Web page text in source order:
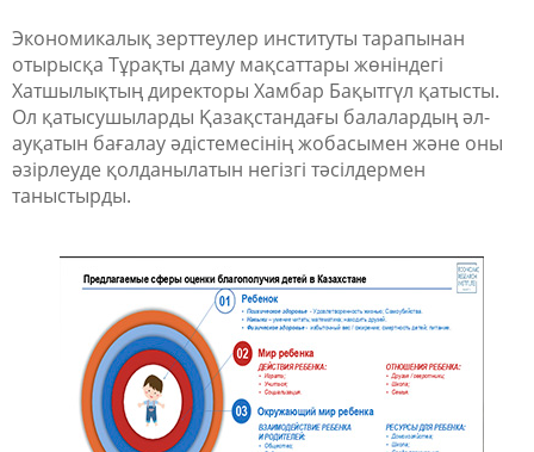
Экономикалық зерттеулер институты тарапынан
отырысқа Тұрақты даму мақсаттары жөніндегі
Хатшылықтың директоры Хамбар Бақытгүл қатысты.
Ол қатысушыларды Қазақстандағы балалардың әл-
ауқатын бағалау әдістемесінің жобасымен және оны
әзірлеуде қолданылатын негізгі тәсілдермен
таныстырды.